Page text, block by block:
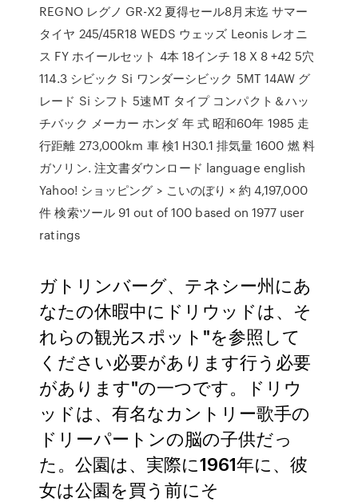
REGNO レグノ GR-X2 夏得セール8月末迄 サマー
タイヤ 245/45R18 WEDS ウェッズ Leonis レオニ
ス FY ホイールセット 4本 18インチ 18 X 8 +42 5穴
114.3 シビック Si ワンダーシビック 5MT 14AW グ
レード Si シフト 5速MT タイプ コンパクト＆ハッ
チバック メーカー ホンダ 年 式 昭和60年 1985 走
行距離 273,000km 車 検1 H30.1 排気量 1600 燃 料
ガソリン. 注文書ダウンロード language english
Yahoo! ショッピング > こいのぼり × 約 4,197,000
件 検索ツール 91 out of 100 based on 1977 user
ratings
ガトリンバーグ、テネシー州にあ
なたの休暇中にドリウッドは、そ
れらの観光スポット"を参照して
ください必要があります行う必要
があります"の一つです。ドリウ
ッドは、有名なカントリー歌手の
ドリーパートンの脳の子供だっ
た。公園は、実際に1961年に、彼
女は公園を買う前にそ